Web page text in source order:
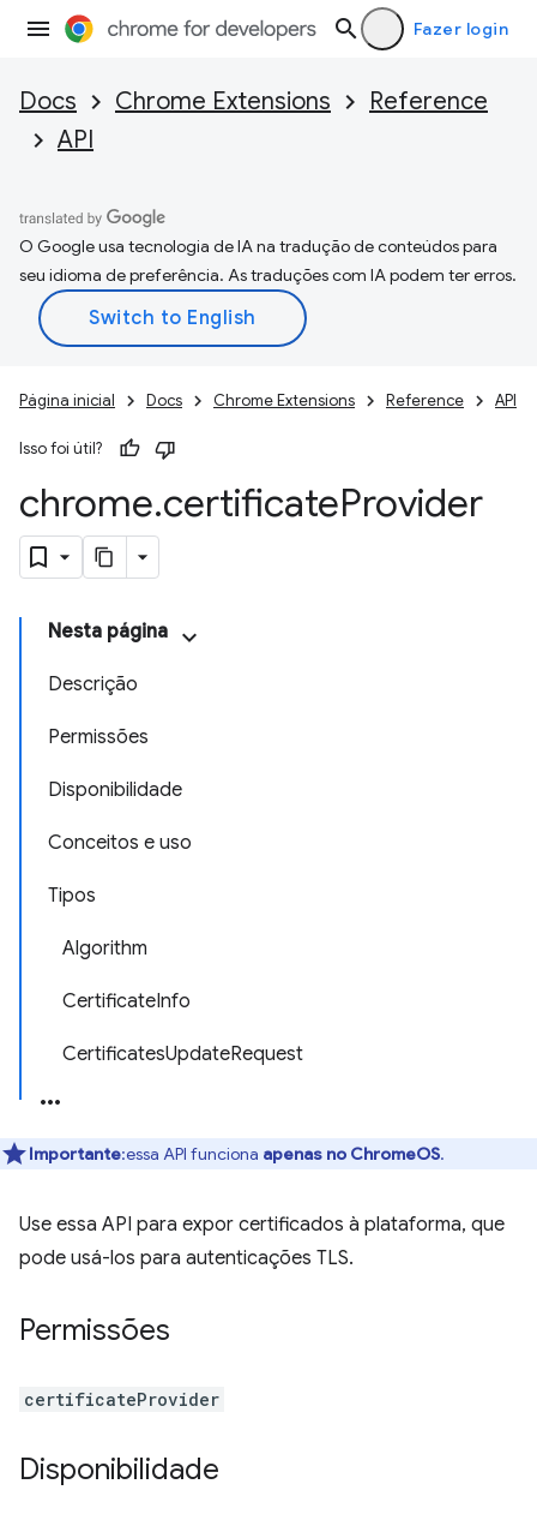
Fazer login
Docs Chrome Extensions
Reference
API
O Google usa tecnologia de IA na tradução de conteúdos para
seu idioma de preferência. As traduções com IA podem ter erros.
Página inicial Docs Chrome Extensions Reference API
Isso foi útil?
chrome.certificateProvider
Nesta página
Descrição
Permissões
Disponibilidade
Conceitos e uso
Tipos
Algorithm
CertificateInfo
CertificatesUpdateRequest
Importante:essa API funciona apenas no ChromeOS.
Use essa API para expor certificados à plataforma, que
pode usá-los para autenticações TLS.
Permissões
certificateProvider
Disponibilidade